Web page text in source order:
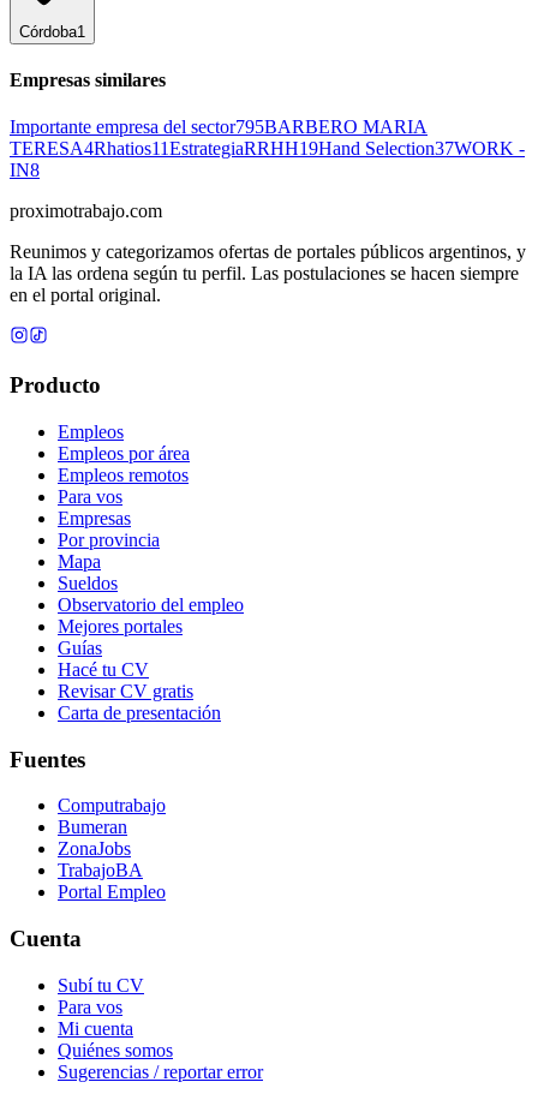
Córdoba1
Empresas similares
Importante empresa del sector795BARBERO MARIA
TERESA4Rhatios11EstrategiaRRHH19Hand Selection37WORK -
IN8
proximotrabajo.com
Reunimos y categorizamos ofertas de portales públicos argentinos, y
la IA las ordena según tu perfil. Las postulaciones se hacen siempre
en el portal original.
Producto
Empleos
Empleos por área
Empleos remotos
Para vos
Empresas
Por provincia
Mapa
Sueldos
Observatorio del empleo
Mejores portales
Guías
Hacé tu CV
Revisar CV gratis
Carta de presentación
Fuentes
Computrabajo
Bumeran
ZonaJobs
TrabajoBA
Portal Empleo
Cuenta
Subí tu CV
Para vos
Mi cuenta
Quiénes somos
Sugerencias / reportar error